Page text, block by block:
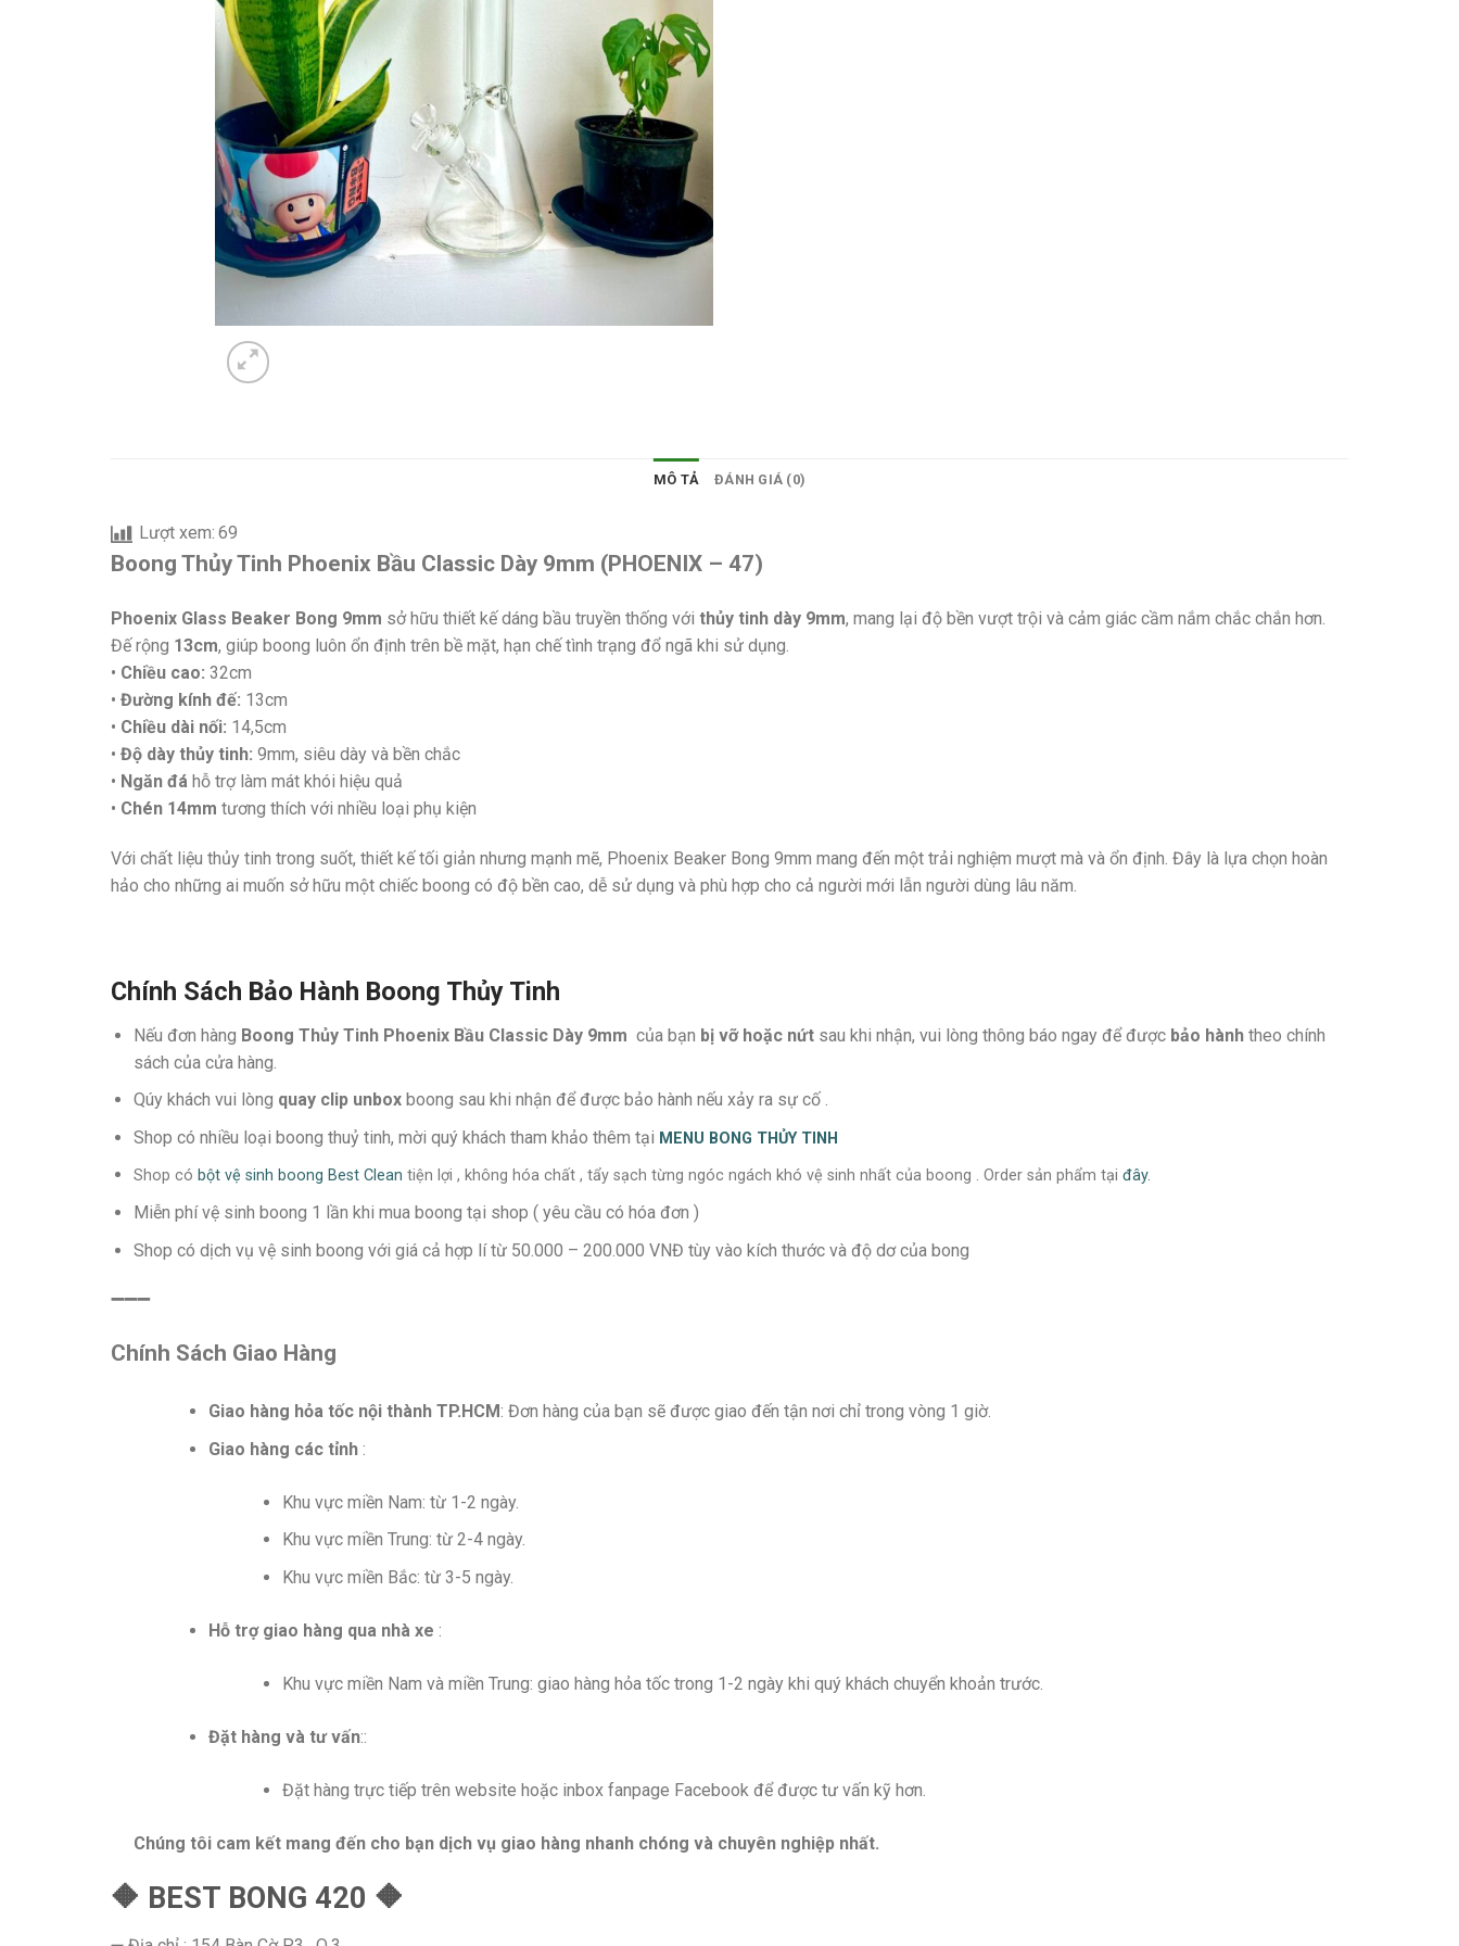
MÔ TẢ ĐÁNH GIÁ (0)
Lượt xem: 69
Boong Thủy Tinh Phoenix Bầu Classic Dày 9mm (PHOENIX – 47)
Phoenix Glass Beaker Bong 9mm sở hữu thiết kế dáng bầu truyền thống với thủy tinh dày 9mm, mang lại độ bền vượt trội và cảm giác cầm nắm chắc chắn hơn.
Đế rộng 13cm, giúp boong luôn ổn định trên bề mặt, hạn chế tình trạng đổ ngã khi sử dụng.
• Chiều cao: 32cm
• Đường kính đế: 13cm
• Chiều dài nối: 14,5cm
• Độ dày thủy tinh: 9mm, siêu dày và bền chắc
• Ngăn đá hỗ trợ làm mát khói hiệu quả
• Chén 14mm tương thích với nhiều loại phụ kiện
Với chất liệu thủy tinh trong suốt, thiết kế tối giản nhưng mạnh mẽ, Phoenix Beaker Bong 9mm mang đến một trải nghiệm mượt mà và ổn định. Đây là lựa chọn hoàn
hảo cho những ai muốn sở hữu một chiếc boong có độ bền cao, dễ sử dụng và phù hợp cho cả người mới lẫn người dùng lâu năm.
Chính Sách Bảo Hành Boong Thủy Tinh
Nếu đơn hàng Boong Thủy Tinh Phoenix Bầu Classic Dày 9mm của bạn bị vỡ hoặc nứtsau khi nhận, vui lòng thông báo ngay để được bảo hànhtheo chính
sách của cửa hàng.
Qúy khách vui lòng quay clip unboxboong sau khi nhận để được bảo hành nếu xảy ra sự cố .
Shop có nhiều loại boong thuỷ tinh, mời quý khách tham khảo thêm tại MENU BONG THỦY TINH
Shop có bột vệ sinh boong Best Clean tiện lợi , không hóa chất , tẩy sạch từng ngóc ngách khó vệ sinh nhất của boong . Order sản phẩm tại đây.
Miễn phí vệ sinh boong 1 lần khi mua boong tại shop ( yêu cầu có hóa đơn )
Shop có dịch vụ vệ sinh boong với giá cả hợp lí từ 50.000 – 200.000 VNĐ tùy vào kích thước và độ dơ của bong
➖➖➖
Chính Sách Giao Hàng
Giao hàng hỏa tốc nội thành TP.HCM: Đơn hàng của bạn sẽ được giao đến tận nơi chỉ trong vòng 1 giờ.
Giao hàng các tỉnh :
Khu vực miền Nam: từ 1-2 ngày.
Khu vực miền Trung: từ 2-4 ngày.
Khu vực miền Bắc: từ 3-5 ngày.
Hỗ trợ giao hàng qua nhà xe :
Khu vực miền Nam và miền Trung: giao hàng hỏa tốc trong 1-2 ngày khi quý khách chuyển khoản trước.
Đặt hàng và tư vấn::
Đặt hàng trực tiếp trên website hoặc inbox fanpage Facebook để được tư vấn kỹ hơn.
Chúng tôi cam kết mang đến cho bạn dịch vụ giao hàng nhanh chóng và chuyên nghiệp nhất.
🔶 BEST BONG 420 🔶